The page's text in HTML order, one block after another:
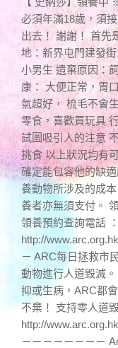
必須年滿18歲，須
出去！ 謝謝！ 首先
地：新界屯門建發
小男生 遺棄原因：
康： 大便正常，胃
氣超好， 梳毛不會
零食，喜歡買玩具
試圖吸引人的注意
挑食 以上狀況均有
確定能包容他的缺
養動物所涉及的成
養者亦無須支付。
領養預約查詢電話
http://
－ ARC每日拯救市
動物進行人道毀滅
抑或生病，ARC都
不棄！ 支持零人道
http://
－－－－－－－－